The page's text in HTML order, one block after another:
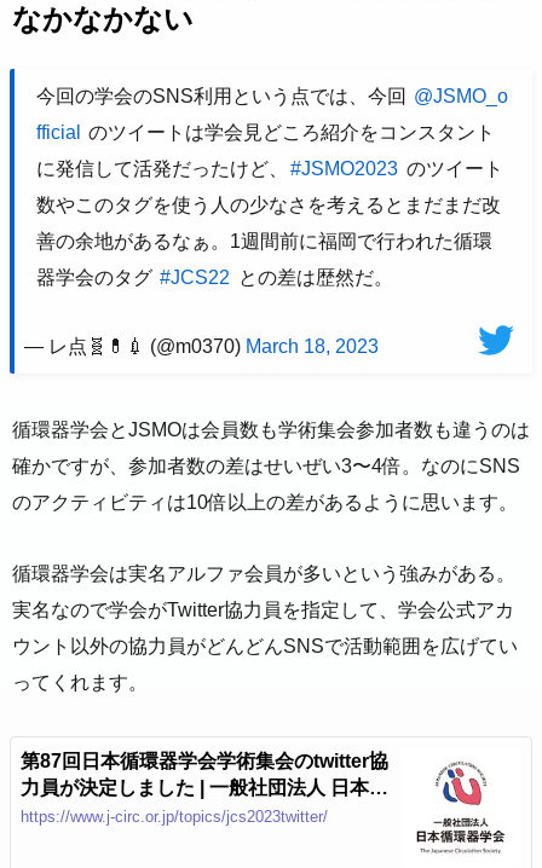
なかなかない
今回の学会のSNS利用という点では、今回 @JSMO_o
fficial
のツイートは学会見どころ紹介をコンスタント
に発信して活発だったけど、
#JSMO2023 のツイート
数やこのタグを使う人の少なさを考えるとまだまだ改
善の余地があるなぁ。1週間前に福岡で行われた循環
器学会のタグ #JCS22 との差は歴然だ。
— レ点🧬💊💉 (@m0370) March 18, 2023
循環器学会とJSMOは会員数も学術集会参加者数も違うのは
確かですが、参加者数の差はせいぜい3〜4倍。なのにSNS
のアクティビティは10倍以上の差があるように思います。
循環器学会は実名アルファ会員が多いという強みがある。
実名なので学会がTwitter協力員を指定して、学会公式アカ
ウント以外の協力員がどんどんSNSで活動範囲を広げてい
ってくれます。
第87回日本循環器学会学術集会のtwitter協
力員が決定しました | 一般社団法人 日本循
環器学会
https://www.j-circ.or.jp/topics/jcs2023twitter/